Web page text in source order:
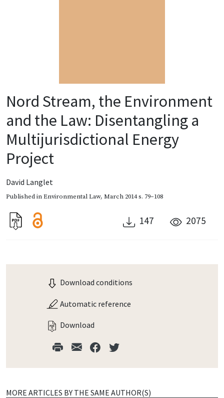
Nord Stream, the Environment
and the Law: Disentangling a
Multijurisdictional Energy
Project
David Langlet
Published inEnvironmental Law, March 2014s. 79–108
147 2075
Download conditions
Automatic reference
Download
MORE ARTICLES BY THE SAME AUTHOR(S)